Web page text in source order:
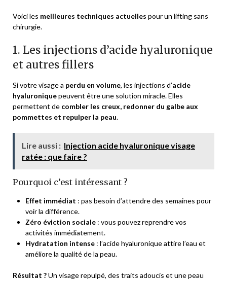
Voici les meilleures techniques actuelles pour un lifting sans
chirurgie.
1. Les injections d’acide hyaluronique
et autres fillers
Si votre visage a perdu en volume, les injections d’acide
hyaluroniquepeuvent être une solution miracle. Elles
permettent de combler les creux, redonner du galbe aux
pommettes et repulper la peau.
Lire aussi : Injection acide hyaluronique visage
ratée : que faire ?
Pourquoi c’est intéressant ?
Effet immédiat : pas besoin d’attendre des semaines pour
voir la différence.
Zéro éviction sociale : vous pouvez reprendre vos
activités immédiatement.
Hydratation intense : l’acide hyaluronique attire l’eau et
améliore la qualité de la peau.
Résultat ?Un visage repulpé, des traits adoucis et une peau